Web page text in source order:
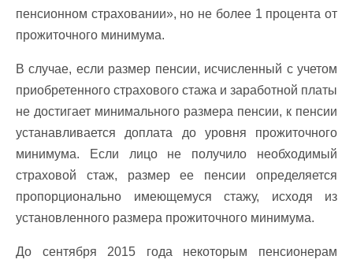
пенсионном страховании», но не более 1 процента от
прожиточного минимума.
В случае, если размер пенсии, исчисленный с учетом
приобретенного страхового стажа и заработной платы
не достигает минимального размера пенсии, к пенсии
устанавливается доплата до уровня прожиточного
минимума. Если лицо не получило необходимый
страховой стаж, размер ее пенсии определяется
пропорционально имеющемуся стажу, исходя из
установленного размера прожиточного минимума.
До сентября 2015 года некоторым пенсионерам